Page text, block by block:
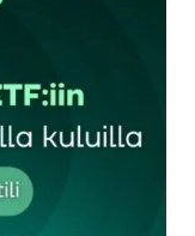
Pakolliset